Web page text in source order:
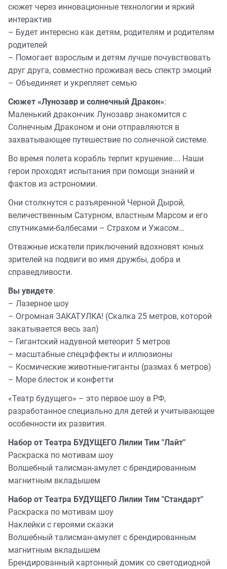
сюжет через инновационные технологии и яркий
интерактив
– Будет интересно как детям, родителям и родителям
родителей
– Помогает взрослым и детям лучше почувствовать
друг друга, совместно проживая весь спектр эмоций
– Объединяет и укрепляет семью
Сюжет «Лунозавр и солнечный Дракон»:
Маленький дракончик Лунозавр знакомится с
Солнечным Драконом и они отправляются в
захватывающее путешествие по солнечной системе.
Во время полета корабль терпит крушение.... Наши
герои проходят испытания при помощи знаний и
фактов из астрономии.
Они столкнутся с разъяренной Черной Дырой,
величественным Сатурном, властным Марсом и его
спутниками-балбесами – Страхом и Ужасом…
Отважные искатели приключений вдохновят юных
зрителей на подвиги во имя дружбы, добра и
справедливости.
Вы увидете:
– Лазерное шоу
– Огромная ЗАКАТУЛКА! (Скалка 25 метров, которой
закатывается весь зал)
– Гигантский надувной метеорит 5 метров
– масштабные спецэффекты и иллюзионы
– Космические животные-гиганты (размах 6 метров)
– Море блесток и конфетти
«Театр будущего» – это первое шоу в РФ,
разработанное специально для детей и учитывающее
особенности их развития.
Набор от Театра БУДУЩЕГО Лилии Тим "Лайт"
Раскраска по мотивам шоу
Волшебный талисман-амулет с брендированным
магнитным вкладышем
Набор от Театра БУДУЩЕГО Лилии Тим "Стандарт"
Раскраска по мотивам шоу
Наклейки с героями сказки
Волшебный талисман-амулет с брендированным
магнитным вкладышем
Брендированный картонный домик со светодиодной